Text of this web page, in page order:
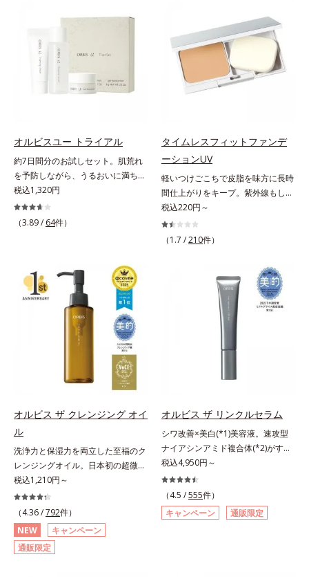
PA++++という高い紫外線カット力
ながら、白浮きしにくい処方に。シ
ワ改善・美白を叶えながら、紫外線
を味方にしてあなたの肌を守る最高
峰顔用日焼け止めです。*1 メラニ
ンの生成を抑え、シミ・ソバカスを
ビス内最高の紫外線カットレベル*4
紫外線に瞬時に反応して、膜が厚く
なり始めることおよび表面に新たな
膜ができ始めることで膜が強くくず
れにくくなり、密閉することで保湿
成分を浸透促進すること（角層ま
で）*5 保湿成分*6 角層まで＜使用
量目安＞大きめのパール1粒程度
洗顔料 ⇒ 化粧水 ⇒ 保湿液 ⇒オル
ビス リンクルブライトUVプロテク
ター N各商品の詳しい情報は商品ペ
ージをご覧ください。・BEAUTY夏
ションのすき間にフィットし、凹凸
お直しと同時にうるおいを補給。さ
らに余分な皮脂を吸着して、水分と
皮脂のバランスをコントロールし、
メイクがくずれにくい肌へ。“立て
み、ポンポンするだけでキレイが復
活します。リキッド、クッション、
パウダー、どんなファンデーション
の上に重ねてもOK。携帯に便利な
コンパクトタイプです。
ることの根本原因に着目。加齢とと
もに現れる年齢サイン(*5)について
研究を進めたところ、弾力感のない
状態である「ハリのなさ」や、くす
み(*6)などが現れている状態である
「透明感のなさ」が現れることで大
ビスユー ドットシリーズは美容成
ター(*8)」を配合。そして、従来か
ら配合している美白有効成分「トラ
ネキサム酸」を配合しました。さら
に、シリーズ共通の美容成分(*7)
「GLルートブースター(*9)」を配合
することで、肌のふっくら感や透明
角的なエイジングケアが叶うシリー
ズに。3ステップで上向き(*10)のハ
リと透明感を。効果的なシナジー設
計で、あなたのエイジングケアを応
援します。*1 メラニンの生成を抑
*6 乾燥による*7 保湿成分*8
ロニセラカエルレア果汁、ノバラエ
キス配合＝うるおいを与えハリと透
明感に満ちた肌へ導く保湿成分*9
エキス配合＝角層のすみずみまで水
分・油分を保ち、ハリ・ツヤを与え
る保湿成分*10 気持ちのことアレ
オルビスユー トライアル
約7日間分のお試しセット。肌荒れ
を予防しながら、うるおいに満ちた
美しい肌へ。7000種を超える成分
から厳選し、「うるおいの質(*1)」
に着目した初期エイジングケア(*2)
る初期エイジングケアシリーズで
す。「うるおいの質」に着目し、肌
荒れを予防しながらうるおいに満ち
た美しい肌へと導きます。ポーラ・
オルビスグループ独自の肌荒れ防止
有効成分として、「DF-パンテノー
ル(*3)」を国内唯一(*4)、高濃度で
配合。角層のバリア機能にアプロー
チして肌荒れを防ぎ、肌不調にゆら
がない肌を叶えます。そして、独自
研究に基づいたアプローチ成分
「MCアクティベーター(*5)」。肌
のうるおいを引き出し・高めて、ハ
リ感あふれる肌へと導きます。うる
おいに満ちたゆらがない肌をご体感
いただくために設計された3ステッ
プで、いつも力強く美しくあり続け
るあなたを応援します。*1 肌にう
るおいが満ち、維持されている状態
*2 年齢に応じたお手入れのこと
*3 デクスパンテノールW*4
税込1,320円
（3.89 / 64件）
タイムレスフィットファンデ
ーションUV
軽いつけごこちで皮脂を味方に長時
間仕上がりをキープ。紫外線もしっ
かりカットするファンデーション。
皮脂を味方に軽やかな仕上がりが続
く、UVカットパウダーファンデー
上がる粉体(*1)と、サラサラ状態を
キープする(*2)2種の粉体で、ヨ
レ・テカリをブロック。素肌にピタ
ッと密着する設計で、くずれにくい
サラサラ肌をキープします。さらに
脂や汗に濡れてもくすみにくく。2
ように肌のノイズをふわっとカバー
じさせない、軽やかな美肌に整えま
もしっかりカットします。※外観色
や肌に塗布した直後の色が濃く見え
ますが、肌になじんだ後の色みは他
のファンデーションと同等です。*1
炭酸Ca配合＝化粧持ち向上粉体*2
（HDI/トリメチロールヘキシルラク
税込220円～
（1.7 /210件）
オルビス ザ クレンジング オイ
ル
洗浄力と保湿力を両立した至福のク
レンジングオイル。日本初の超微粒
子技術(*1)が毛穴奥の微細な汚れに
アプローチ。圧倒的な洗浄力と毛穴
悩みに着目したクレンジングオイル
です。日本初・超微粒子技術(*1)
で、さっと塗り広げるだけで濃いメ
イクはもちろん毛穴悩みも取り去
税込1,210円～
（4.36 /792件）
NEW
キャンペーン
通販限定
オルビス ザ リンクルセラム
シワ改善×美白(*1)美容液。速攻型
ナイアシンアミド複合体(*2)がすば
やく浸透(*3)。ピンと、パッと。大
人の肌にハリ感を。シワ改善×美白
(*1)美容液。ポーラ化成 研究所の独
自研究で見出した、速攻型ナイアシ
ンアミド複合体(*2)と浸透サポート
税込4,950円～
（4.5 /555件）
キャンペーン
通販限定